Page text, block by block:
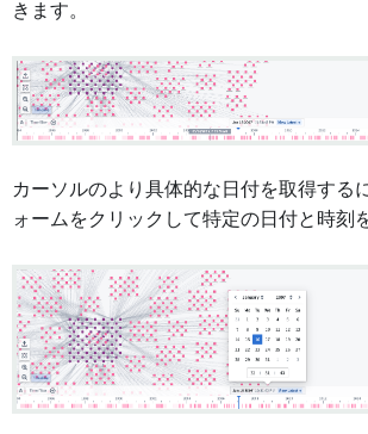
きます。
カーソルのより具体的な日付を取得する
ォームをクリックして特定の日付と時刻